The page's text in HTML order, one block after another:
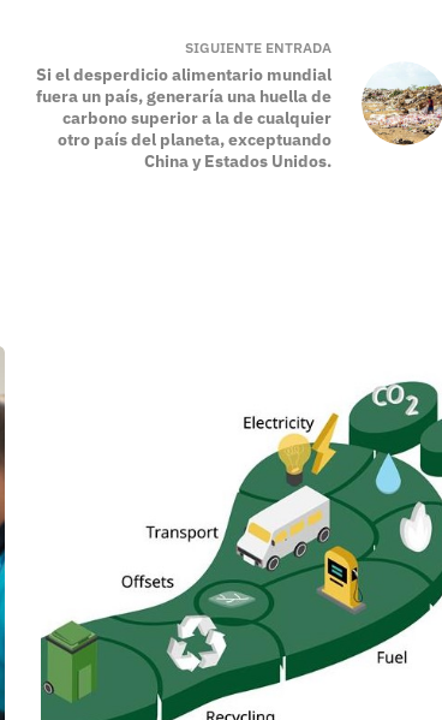
SIGUIENTE ENTRADA
Si el desperdicio alimentario mundial
fuera un país, generaría una huella de
carbono superior a la de cualquier
otro país del planeta, exceptuando
China y Estados Unidos.